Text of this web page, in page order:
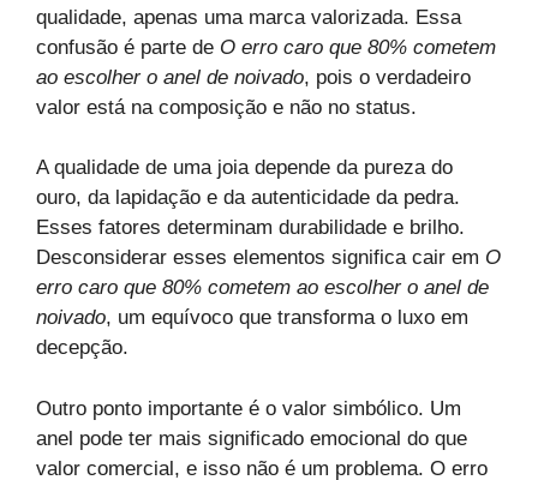
qualidade, apenas uma marca valorizada. Essa
confusão é parte de O erro caro que 80% cometem
ao escolher o anel de noivado, pois o verdadeiro
valor está na composição e não no status.
A qualidade de uma joia depende da pureza do
ouro, da lapidação e da autenticidade da pedra.
Esses fatores determinam durabilidade e brilho.
Desconsiderar esses elementos significa cair em O
erro caro que 80% cometem ao escolher o anel de
noivado, um equívoco que transforma o luxo em
decepção.
Outro ponto importante é o valor simbólico. Um
anel pode ter mais significado emocional do que
valor comercial, e isso não é um problema. O erro